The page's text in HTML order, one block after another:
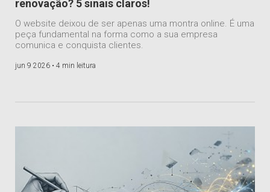
renovação? 5 sinais claros!
O website deixou de ser apenas uma montra online. É uma
peça fundamental na forma como a sua empresa
comunica e conquista clientes.
jun 9 2026 • 4 min leitura